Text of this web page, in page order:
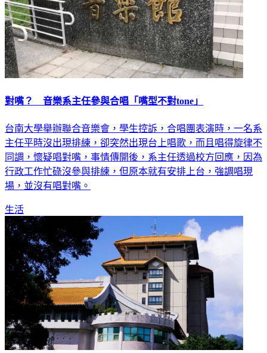
對嘴？ 音樂系主任參與合唱「嘴型不對tone」
台南大學舉辦聯合音樂會，學生控訴，合唱團表演時，一名系
主任平時沒出現排練，卻突然出現台上唱歌，而且唱得旋律不
同調，懷疑唱對嘴，事情傳開後，系主任透過校方回應，因為
行政工作忙碌沒參與排練，但原本就有安排上台，強調唱現
場，並沒有唱對嘴。
生活